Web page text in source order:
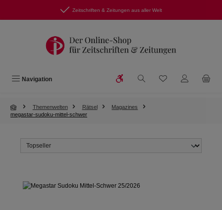
Zum Hauptinhalt springen Zeitschriften & Zeitungen aus aller Welt
Navigation Werkzeugleiste anzeigen
Du hast 0
Themenwelten Rätsel
Magazines
megastar-sudoku-mittel-schwer